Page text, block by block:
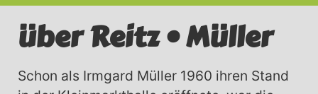
über Reitz • Müller
Schon als Irmgard Müller 1960 ihren Stand